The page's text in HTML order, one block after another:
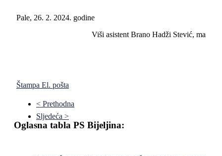
Pale, 26. 2. 2024. godine
Viši asistent Brano Hadži Stević, ma
Štampa El. pošta
< Prethodna
Sljedeća >
Oglasna tabla PS Bijeljina: